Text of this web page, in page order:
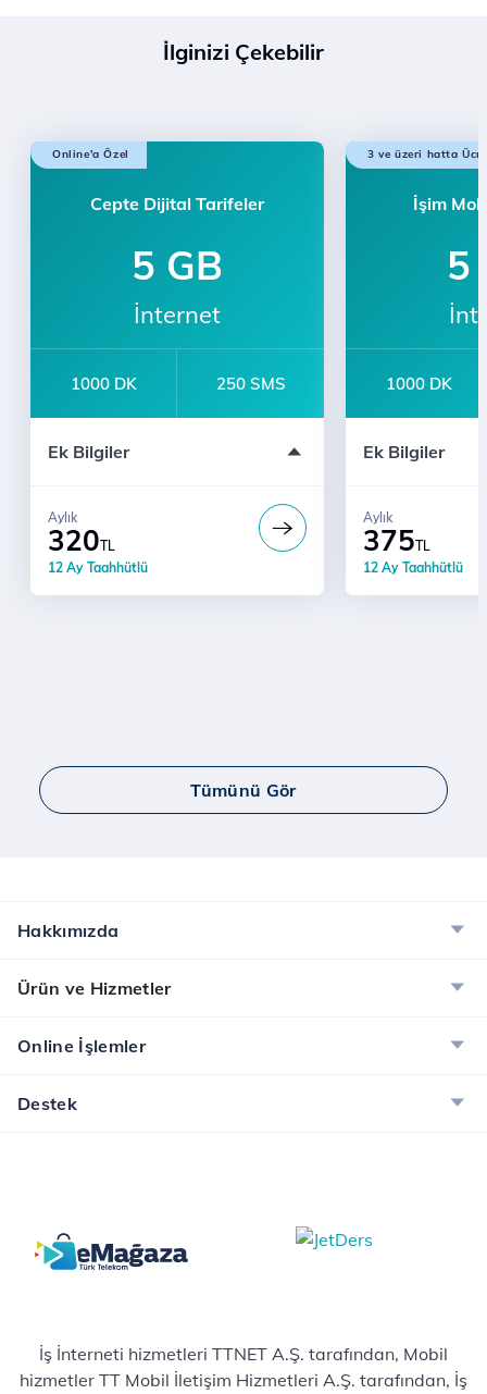
İlginizi Çekebilir
Online'a Özel
Cepte Dijital Tarifeler
5 GB
İnternet
1000 DK 250 SMS
Ek Bilgiler
Ücretsiz Dijital Kurye Hizmeti
12 Ay Taahhütlü
320TL
Aylık
3 ve üzeri hatta
İşim
5
1000 DK
Ek Bilgiler
12 Ay
12 Ay Taahhütlü
375TL
Aylık
Tümünü Gör
Hakkımızda
Ürün ve Hizmetler
Online İşlemler
Destek
İş İnterneti hizmetleri TTNET A.Ş. tarafından, Mobil
hizmetler TT Mobil İletişim Hizmetleri A.Ş. tarafından, İş